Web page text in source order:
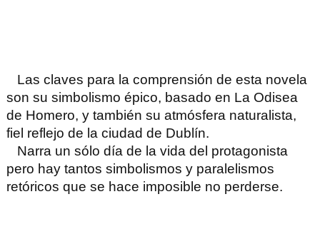
Las claves para la comprensión de esta novela
son su simbolismo épico, basado en La Odisea
de Homero, y también su atmósfera naturalista,
fiel reflejo de la ciudad de Dublín.
Narra un sólo día de la vida del protagonista
pero hay tantos simbolismos y paralelismos
retóricos que se hace imposible no perderse.